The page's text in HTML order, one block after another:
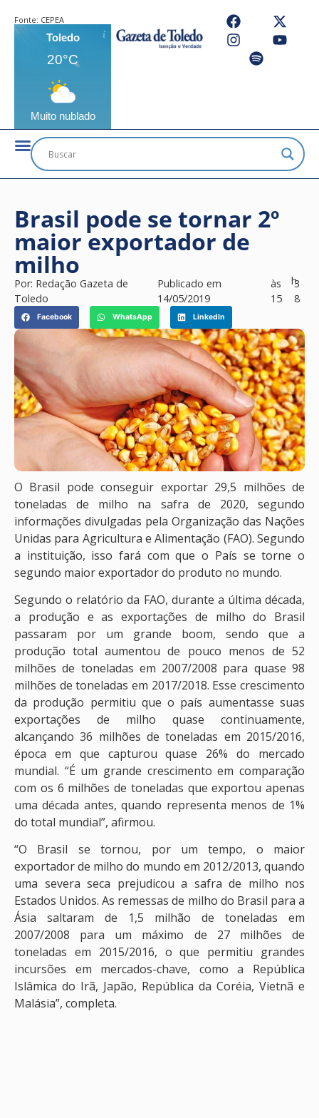
Fonte: CEPEA
Toledo
20°C
Muito nublado
Brasil pode se tornar 2º
maior exportador de
milho
Por: Redação Gazeta de
Toledo
Publicado em
14/05/2019
às
15
h3
8
Facebook WhatsApp LinkedIn
O Brasil pode conseguir exportar 29,5 milhões de
toneladas de milho na safra de 2020, segundo
informações divulgadas pela Organização das Nações
Unidas para Agricultura e Alimentação (FAO). Segundo
a instituição, isso fará com que o País se torne o
segundo maior exportador do produto no mundo.
Segundo o relatório da FAO, durante a última década,
a produção e as exportações de milho do Brasil
passaram por um grande boom, sendo que a
produção total aumentou de pouco menos de 52
milhões de toneladas em 2007/2008 para quase 98
milhões de toneladas em 2017/2018. Esse crescimento
da produção permitiu que o país aumentasse suas
exportações de milho quase continuamente,
alcançando 36 milhões de toneladas em 2015/2016,
época em que capturou quase 26% do mercado
mundial. “É um grande crescimento em comparação
com os 6 milhões de toneladas que exportou apenas
uma década antes, quando representa menos de 1%
do total mundial”, afirmou.
“O Brasil se tornou, por um tempo, o maior
exportador de milho do mundo em 2012/2013, quando
uma severa seca prejudicou a safra de milho nos
Estados Unidos. As remessas de milho do Brasil para a
Ásia saltaram de 1,5 milhão de toneladas em
2007/2008 para um máximo de 27 milhões de
toneladas em 2015/2016, o que permitiu grandes
incursões em mercados-chave, como a República
Islâmica do Irã, Japão, República da Coréia, Vietnã e
Malásia”, completa.